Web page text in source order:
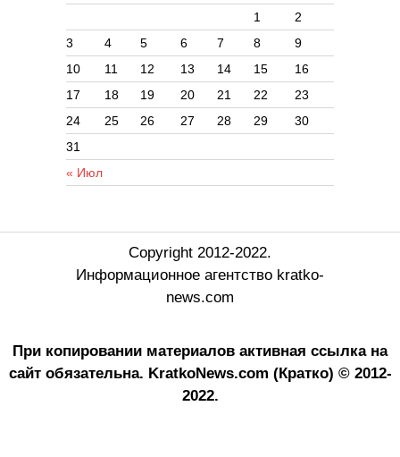
« Июл
1
2
3
4 5 6 7 8
9
10
11 12 13 14 15
16
17
18 19 20 21 22
23
24
25 26 27 28 29
30
31
Copyright 2012-2022.
Информационное агентство kratko-
news.com
При копировании материалов активная ссылка на
сайт обязательна. KratkoNews.com (Кратко) © 2012-
2022.